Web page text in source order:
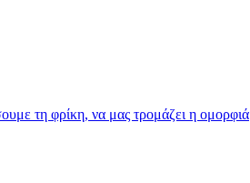
τη φρίκη, να μας τρομάζει η ομορφιά